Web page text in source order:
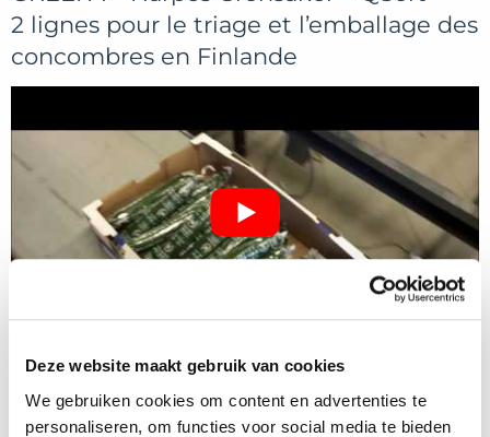
Deze website maakt gebruik van cookies
We gebruiken cookies om content en advertenties te
personaliseren, om functies voor social media te bieden
2 lignes pour le triage et l’emballage des
concombres en Finlande